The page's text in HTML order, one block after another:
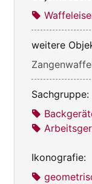
weitere
Sachgruppe:
Ikonografie: